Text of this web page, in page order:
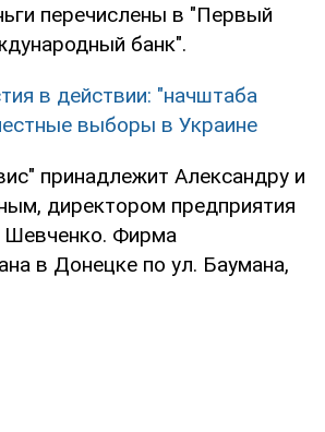
перечислены в "Первый
банк".
в действии: "начштаба
выборы в Украине
принадлежит Александру и
директором предприятия
Шевченко. Фирма
в Донецке по ул. Баумана,